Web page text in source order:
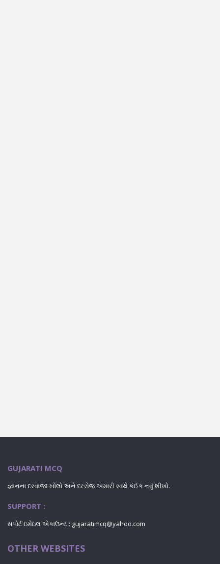
GUJARATI MCQ
જ્ઞાનના દરવાજા ખોલો અને દરરોજ અમારી સાથે કંઈક નવું શીખો.
SUPPORT :
સપોર્ટ ઇમેઇલ એકાઉન્ટ : gujaratimcq@yahoo.com
OTHER WEBSITES